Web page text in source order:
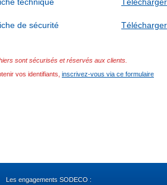
de sécurité Télécharger
sont sécurisés et réservés aux clients.
vos identifiants, inscrivez-vous via ce formulaire
Les engagements SODECO :